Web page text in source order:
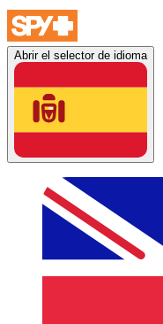
Abrir el selector de idioma